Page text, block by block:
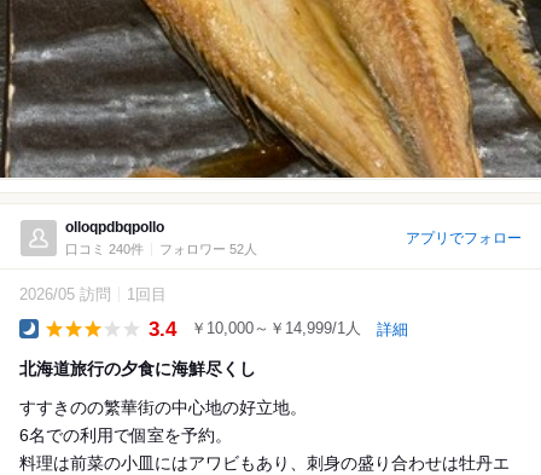
olloqpdbqpollo
口コミ 240件 フォロワー 52人
アプリでフォロー
2026/05 訪問 1回目
3.4 ￥10,000～￥14,999/1人 詳細
北海道旅行の夕食に海鮮尽くし
すすきのの繁華街の中心地の好立地。
6名での利用で個室を予約。
料理は前菜の小皿にはアワビもあり、刺身の盛り合わせは牡丹エ